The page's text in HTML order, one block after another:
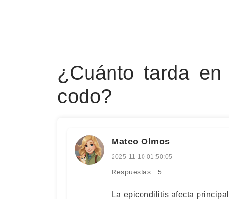
¿Cuánto tarda
codo?
Mateo Olmos
2025-11-10 01:50:05
Respuestas : 5
La epicondilitis afecta